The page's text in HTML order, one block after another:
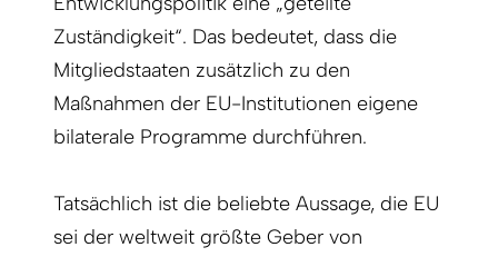
Zuständigkeit“. Das bedeutet, dass die
Mitgliedstaaten zusätzlich zu den
Maßnahmen der EU-Institutionen eigene
bilaterale Programme durchführen.
Tatsächlich ist die beliebte Aussage, die EU
sei der weltweit größte Geber von